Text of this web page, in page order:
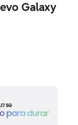
Galaxy